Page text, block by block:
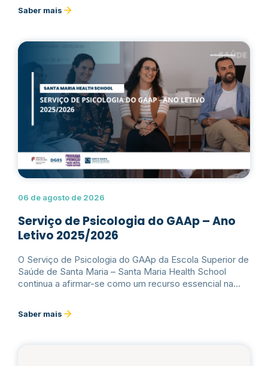
Saber mais
06 de agosto de 2026
Serviço de Psicologia do GAAp – Ano
Letivo 2025/2026
O Serviço de Psicologia do GAAp da Escola Superior de
Saúde de Santa Maria – Santa Maria Health School
continua a afirmar-se como um recurso essencial na
da comunidade académica, de acordo com os dados
relativos ao seu funcionamento e avaliação.Ler mais
Saber mais